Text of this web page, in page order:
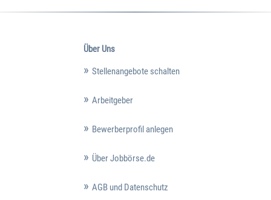
Über Uns
Stellenangebote schalten
Arbeitgeber
Bewerberprofil anlegen
Über Jobbörse.de
AGB und Datenschutz